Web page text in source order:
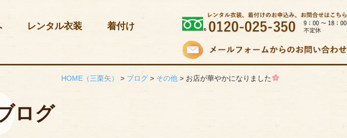
レンタル衣装
着付け
HOME （三栗矢） > ブログ > その他 > お店が華やかになりました
ログ